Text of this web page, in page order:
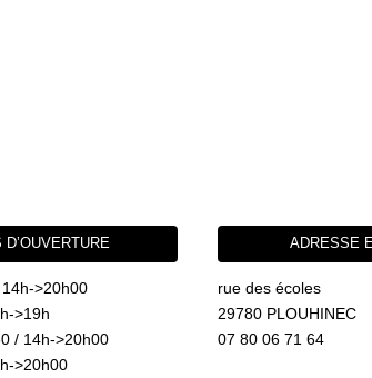
D’OUVERTURE
>20h00
>19h
/ 14h->20h00
>20h00
ADRESSE
rue des écoles
29780 PLOUHINEC
07 80 06 71 64